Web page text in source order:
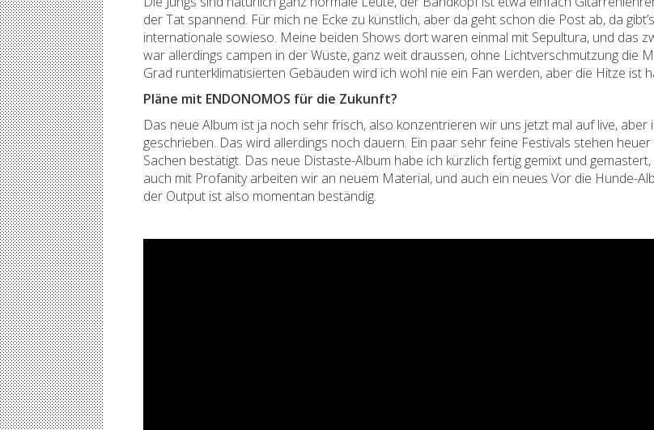
der Tat spannend. Für mich ne Ecke zu künstlich, aber da geht schon die Post ab, da
internationale sowieso. Meine beiden Shows dort waren einmal mit Sepultura, und das
war allerdings campen in der Wüste, ganz weit draussen, ohne Lichtverschmutzung die
Grad runterklimatisierten Gebäuden wird ich wohl nie ein Fan werden, aber die Hitze ist
Pläne mit ENDONOMOS für die Zukunft?
Das neue Album ist ja noch sehr frisch, also konzentrieren wir uns jetzt mal auf live,
geschrieben. Das wird allerdings noch dauern. Ein paar sehr feine Festivals stehen
Sachen bestätigt. Das neue Distaste-Album habe ich kürzlich fertig gemixt und
auch mit Profanity arbeiten wir an neuem Material, und auch ein neues Vor die Hunde-
der Output ist also momentan beständig.